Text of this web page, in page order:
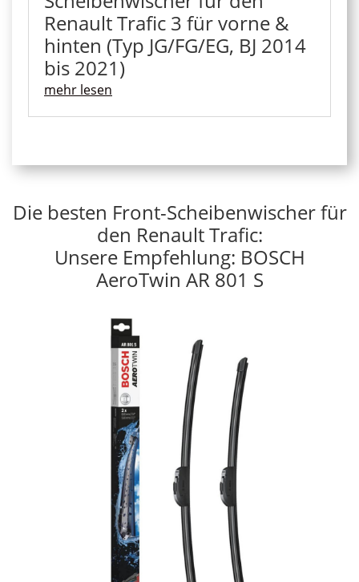
Renault Trafic 3 für vorne &
hinten (Typ JG/FG/EG, BJ 2014
bis 2021)
mehr lesen
Die besten Front-Scheibenwischer für
den Renault Trafic:
Unsere Empfehlung: BOSCH
AeroTwin AR 801 S